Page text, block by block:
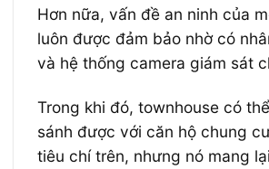
Hơn nữa, vấn đề an ninh của
luôn được đảm bảo nhờ có
và hệ thống camera giám sát
Trong khi đó, townhouse có
sánh được với căn hộ chung
tiêu chí trên, nhưng nó mang